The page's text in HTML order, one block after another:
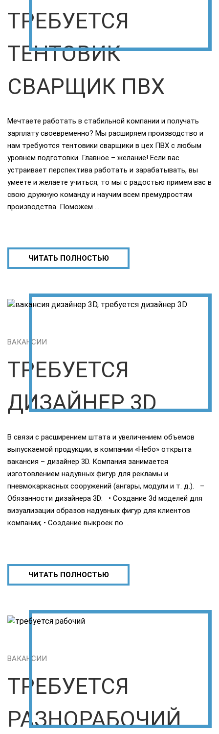
ТРЕБУЕТСЯ
ТЕНТОВИК
СВАРЩИК ПВХ
Мечтаете работать в стабильной компании и получать
зарплату своевременно? Мы расширяем производство и
нам требуются тентовики сварщики в цех ПВХ с любым
уровнем подготовки. Главное – желание! Если вас
устраивает перспектива работать и зарабатывать, вы
умеете и желаете учиться, то мы с радостью примем вас в
свою дружную команду и научим всем премудростям
производства. Поможем …
ЧИТАТЬ ПОЛНОСТЬЮ
ВАКАНСИИ
ТРЕБУЕТСЯ
ДИЗАЙНЕР 3D
В связи с расширением штата и увеличением объемов
выпускаемой продукции, в компании «Небо» открыта
вакансия – дизайнер 3D. Компания занимается
изготовлением надувных фигур для рекламы и
пневмокаркасных сооружений (ангары, модули и т. д.). –
Обязанности дизайнера 3D: • Создание 3d моделей для
визуализации образов надувных фигур для клиентов
компании; • Создание выкроек по …
ЧИТАТЬ ПОЛНОСТЬЮ
ВАКАНСИИ
ТРЕБУЕТСЯ
РАЗНОРАБОЧИЙ